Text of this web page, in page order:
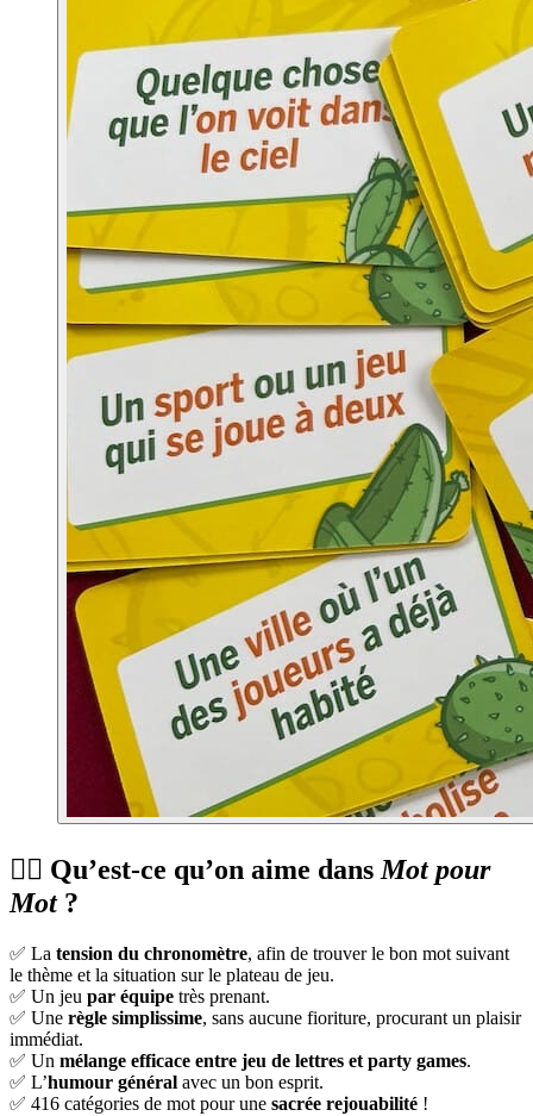
👍🏻 Qu’est-ce qu’on aime dans Mot pour
Mot?
✅ La tension du chronomètre, afin de trouver le bon mot suivant
le thème et la situation sur le plateau de jeu.
✅ Un jeu par équipe très prenant.
✅ Une règle simplissime, sans aucune fioriture, procurant un plaisir
immédiat.
✅ Un mélange efficace entre jeu de lettres et party games.
✅ L’humour général avec un bon esprit.
✅ 416 catégories de mot pour une sacrée rejouabilité !